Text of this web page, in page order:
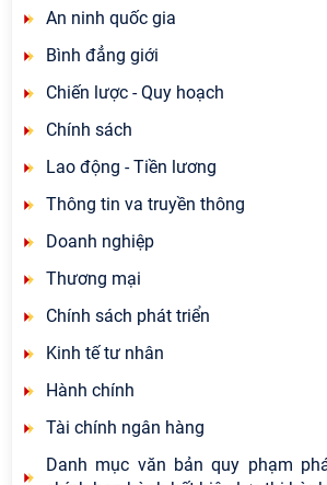
An ninh quốc gia
Bình đẳng giới
Chiến lược - Quy hoạch
Chính sách
Lao động - Tiền lương
Thông tin va truyền thông
Doanh nghiệp
Thương mại
Chính sách phát triển
Kinh tế tư nhân
Hành chính
Tài chính ngân hàng
Danh mục văn bản quy phạm